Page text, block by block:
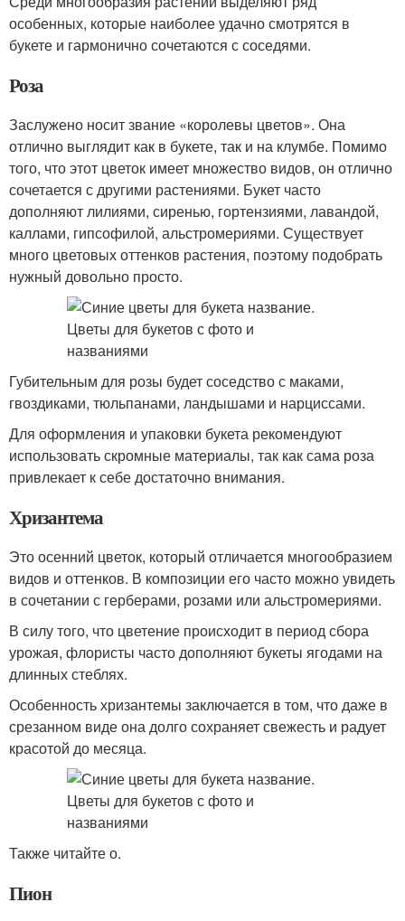
особенных, которые наиболее удачно смотрятся в
букете и гармонично сочетаются с соседями.
Роза
Заслужено носит звание «королевы цветов». Она
отлично выглядит как в букете, так и на клумбе. Помимо
того, что этот цветок имеет множество видов, он отлично
сочетается с другими растениями. Букет часто
дополняют лилиями, сиренью, гортензиями, лавандой,
каллами, гипсофилой, альстромериями. Существует
много цветовых оттенков растения, поэтому подобрать
нужный довольно просто.
Губительным для розы будет соседство с маками,
гвоздиками, тюльпанами, ландышами и нарциссами.
Для оформления и упаковки букета рекомендуют
использовать скромные материалы, так как сама роза
привлекает к себе достаточно внимания.
Хризантема
Это осенний цветок, который отличается многообразием
видов и оттенков. В композиции его часто можно увидеть
в сочетании с герберами, розами или альстромериями.
В силу того, что цветение происходит в период сбора
урожая, флористы часто дополняют букеты ягодами на
длинных стеблях.
Особенность хризантемы заключается в том, что даже в
срезанном виде она долго сохраняет свежесть и радует
красотой до месяца.
Также читайте о.
Пион